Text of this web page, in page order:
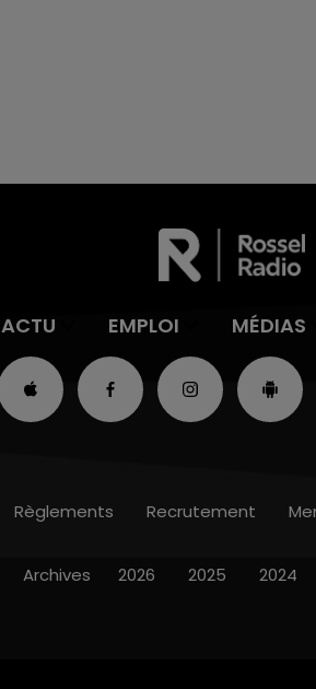
ACTU EMPLOI MÉDIAS
Règlements Recrutement
Archives 2026 2025 2024